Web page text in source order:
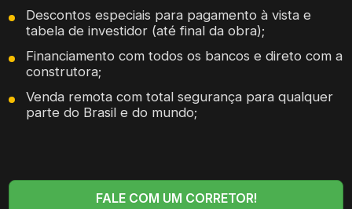
Descontos especiais para pagamento à vista e
tabela de investidor (até final da obra);
Financiamento com todos os bancos e direto com a
construtora;
Venda remota com total segurança para qualquer
parte do Brasil e do mundo;
FALE COM UM CORRETOR!